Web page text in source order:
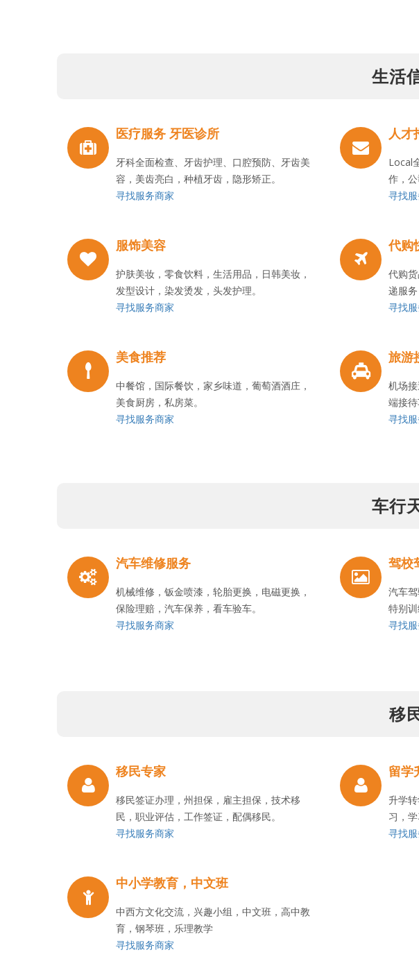
生活
医疗服务 牙医诊所
牙科全面检查、牙齿护理、口腔预防、牙齿美
容，美齿亮白，种植牙齿，隐形矫正。
寻找服务商家
人才
Local
作，
寻找
服饰美容
护肤美妆，零食饮料，生活用品，日韩美妆，
发型设计，染发烫发，头发护理。
寻找服务商家
代购
代购
递服务
寻找
美食推荐
中餐馆，国际餐饮，家乡味道，葡萄酒酒庄，
美食厨房，私房菜。
寻找服务商家
旅游
机场
端接
寻找
车行
汽车维修服务
机械维修，钣金喷漆，轮胎更换，电磁更换，
保险理赔，汽车保养，看车验车。
寻找服务商家
驾校
汽车
特别训
寻找
移
移民专家
移民签证办理，州担保，雇主担保，技术移
民，职业评估，工作签证，配偶移民。
寻找服务商家
留学
升学
习，学
寻找
中小学教育，中文班
中西方文化交流，兴趣小组，中文班，高中教
育，钢琴班，乐理教学
寻找服务商家